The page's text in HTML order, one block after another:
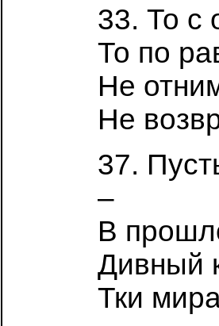
33. То с
То по
Не
Не
37.
–
В
Дивный
Тки